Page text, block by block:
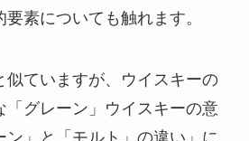
素についても触れます。
似ていますが、ウイスキーの
「グレーン」ウイスキーの意
ン」と「モルト」の違い」に